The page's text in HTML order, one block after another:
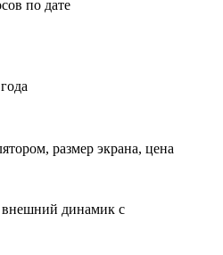
по дате
размер экрана, цена
внешний динамик с